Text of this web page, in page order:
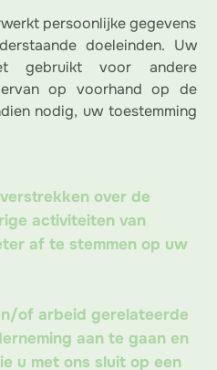
persoonlijke gegevens
doeleinden. Uw
gebruikt voor andere
op voorhand op de
nodig, uw toestemming
over de
activiteiten van
af te stemmen op uw
of arbeid gerelateerde
aan te gaan en
u met ons sluit op een